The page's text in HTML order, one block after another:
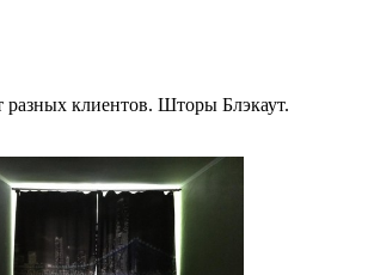
клиентов. Шторы Блэкаут.